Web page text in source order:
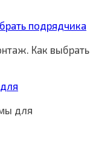
подрядчика
Как выбрать
для